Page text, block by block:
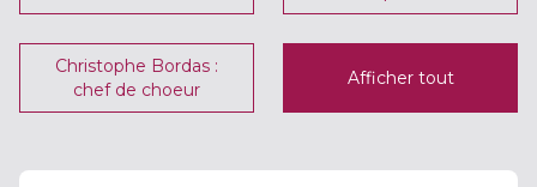
Christophe Bordas :
chef de choeur
Afficher tout